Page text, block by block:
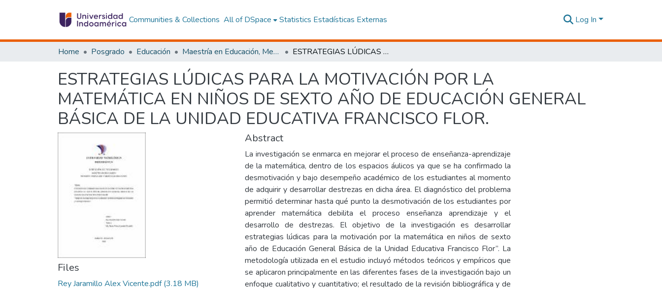
Communities & Collections All of DSpace Statistics Estadísticas Externas Log In
Home Posgrado Educación Maestría en Educación, Mención Innovación y Liderazgo Educativo ESTRATEGIAS LÚDICAS PARA LA MOTIVACIÓN POR LA MATEMÁTICA EN NIÑOS DE SEXTO AÑO DE EDUCACIÓN GENERAL BÁSICA DE LA UNIDAD EDUCATIVA FRANCISCO FLOR.
ESTRATEGIAS LÚDICAS PARA LA MOTIVACIÓN POR LA
MATEMÁTICA EN NIÑOS DE SEXTO AÑO DE EDUCACIÓN GENERAL
BÁSICA DE LA UNIDAD EDUCATIVA FRANCISCO FLOR.
Files
Rey Jaramillo Alex Vicente.pdf(3.18 MB)
Abstract
La investigación se enmarca en mejorar el proceso de enseñanza-aprendizaje
de la matemática, dentro de los espacios áulicos ya que se ha confirmado la
desmotivación y bajo desempeño académico de los estudiantes al momento
de adquirir y desarrollar destrezas en dicha área. El diagnóstico del problema
permitió determinar hasta qué punto la desmotivación de los estudiantes por
aprender matemática debilita el proceso enseñanza aprendizaje y el
desarrollo de destrezas. El objetivo de la investigación es desarrollar
estrategias lúdicas para la motivación por la matemática en niños de sexto
año de Educación General Básica de la Unidad Educativa Francisco Flor”. La
metodología utilizada en el estudio incluyó métodos teóricos y empíricos que
se aplicaron principalmente en las diferentes fases de la investigación bajo un
enfoque cualitativo y cuantitativo; el resultado de la revisión bibliográfica y de